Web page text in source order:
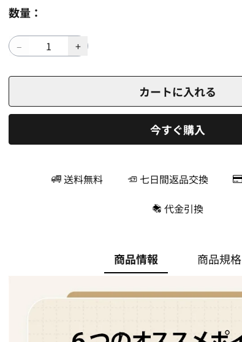
数量：
カートに入れる
今すぐ購入
送料無料 七日間返品交換
代金引換
商品情報 商品規格